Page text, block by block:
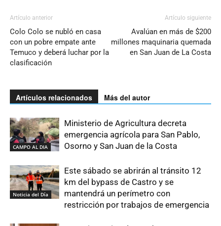
Artículo anterior
Colo Colo se nubló en casa
con un pobre empate ante
Temuco y deberá luchar por la
clasificación
Artículo siguiente
Avalúan en más de $200
millones maquinaria quemada
en San Juan de La Costa
Artículos relacionados Más del autor
CAMPO AL DIA
Ministerio de Agricultura decreta
emergencia agrícola para San Pablo,
Osorno y San Juan de la Costa
Noticia del Día
Este sábado se abrirán al tránsito 12
km del bypass de Castro y se
mantendrá un perímetro con
restricción por trabajos de emergencia